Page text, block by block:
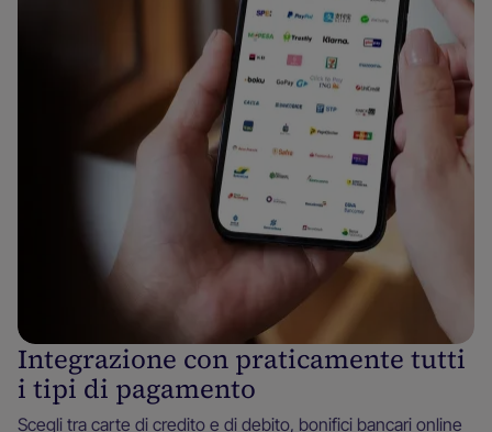
Integrazione con praticamente tutti
i tipi di pagamento
Scegli tra carte di credito e di debito, bonifici bancari online